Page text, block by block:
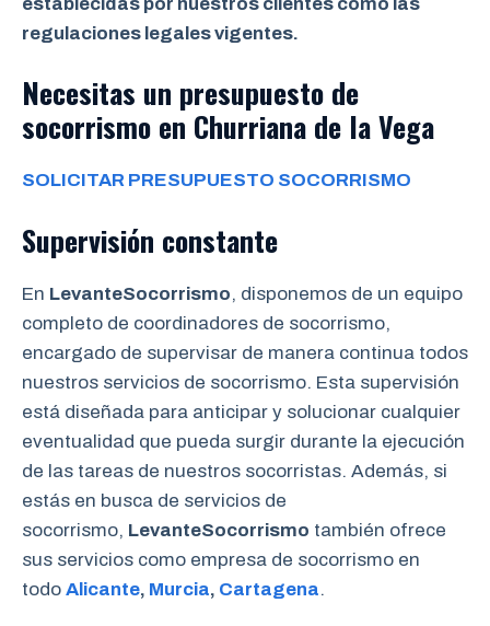
regulaciones legales vigentes.
Necesitas un presupuesto de
socorrismo en Churriana de la Vega
SOLICITAR PRESUPUESTO SOCORRISMO
Supervisión constante
En LevanteSocorrismo, disponemos de un equipo
completo de coordinadores de socorrismo,
encargado de supervisar de manera continua todos
nuestros servicios de socorrismo. Esta supervisión
está diseñada para anticipar y solucionar cualquier
eventualidad que pueda surgir durante la ejecución
de las tareas de nuestros socorristas. Además, si
estás en busca de servicios de
socorrismo, LevanteSocorrismo también ofrece
sus servicios como empresa de socorrismo en
todo Alicante, Murcia, Cartagena.